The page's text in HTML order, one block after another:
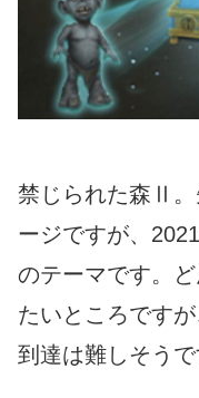
禁じられた森Ⅱ。
ージですが、
のテーマです。
たいところです
到達は難しそうで